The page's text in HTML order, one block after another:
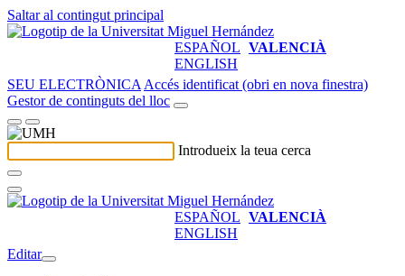
Saltar al contingut principal
ESPAÑOL VALENCIÀ
ENGLISH
SEU ELECTRÒNICA Accés identificat (obri en nova finestra)
Gestor de continguts del lloc
Introdueix la teua cerca
ESPAÑOL VALENCIÀ
ENGLISH
Editar